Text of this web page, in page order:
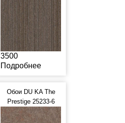
3500
Подробнее
Обои DU KA The
Prestige 25233-6